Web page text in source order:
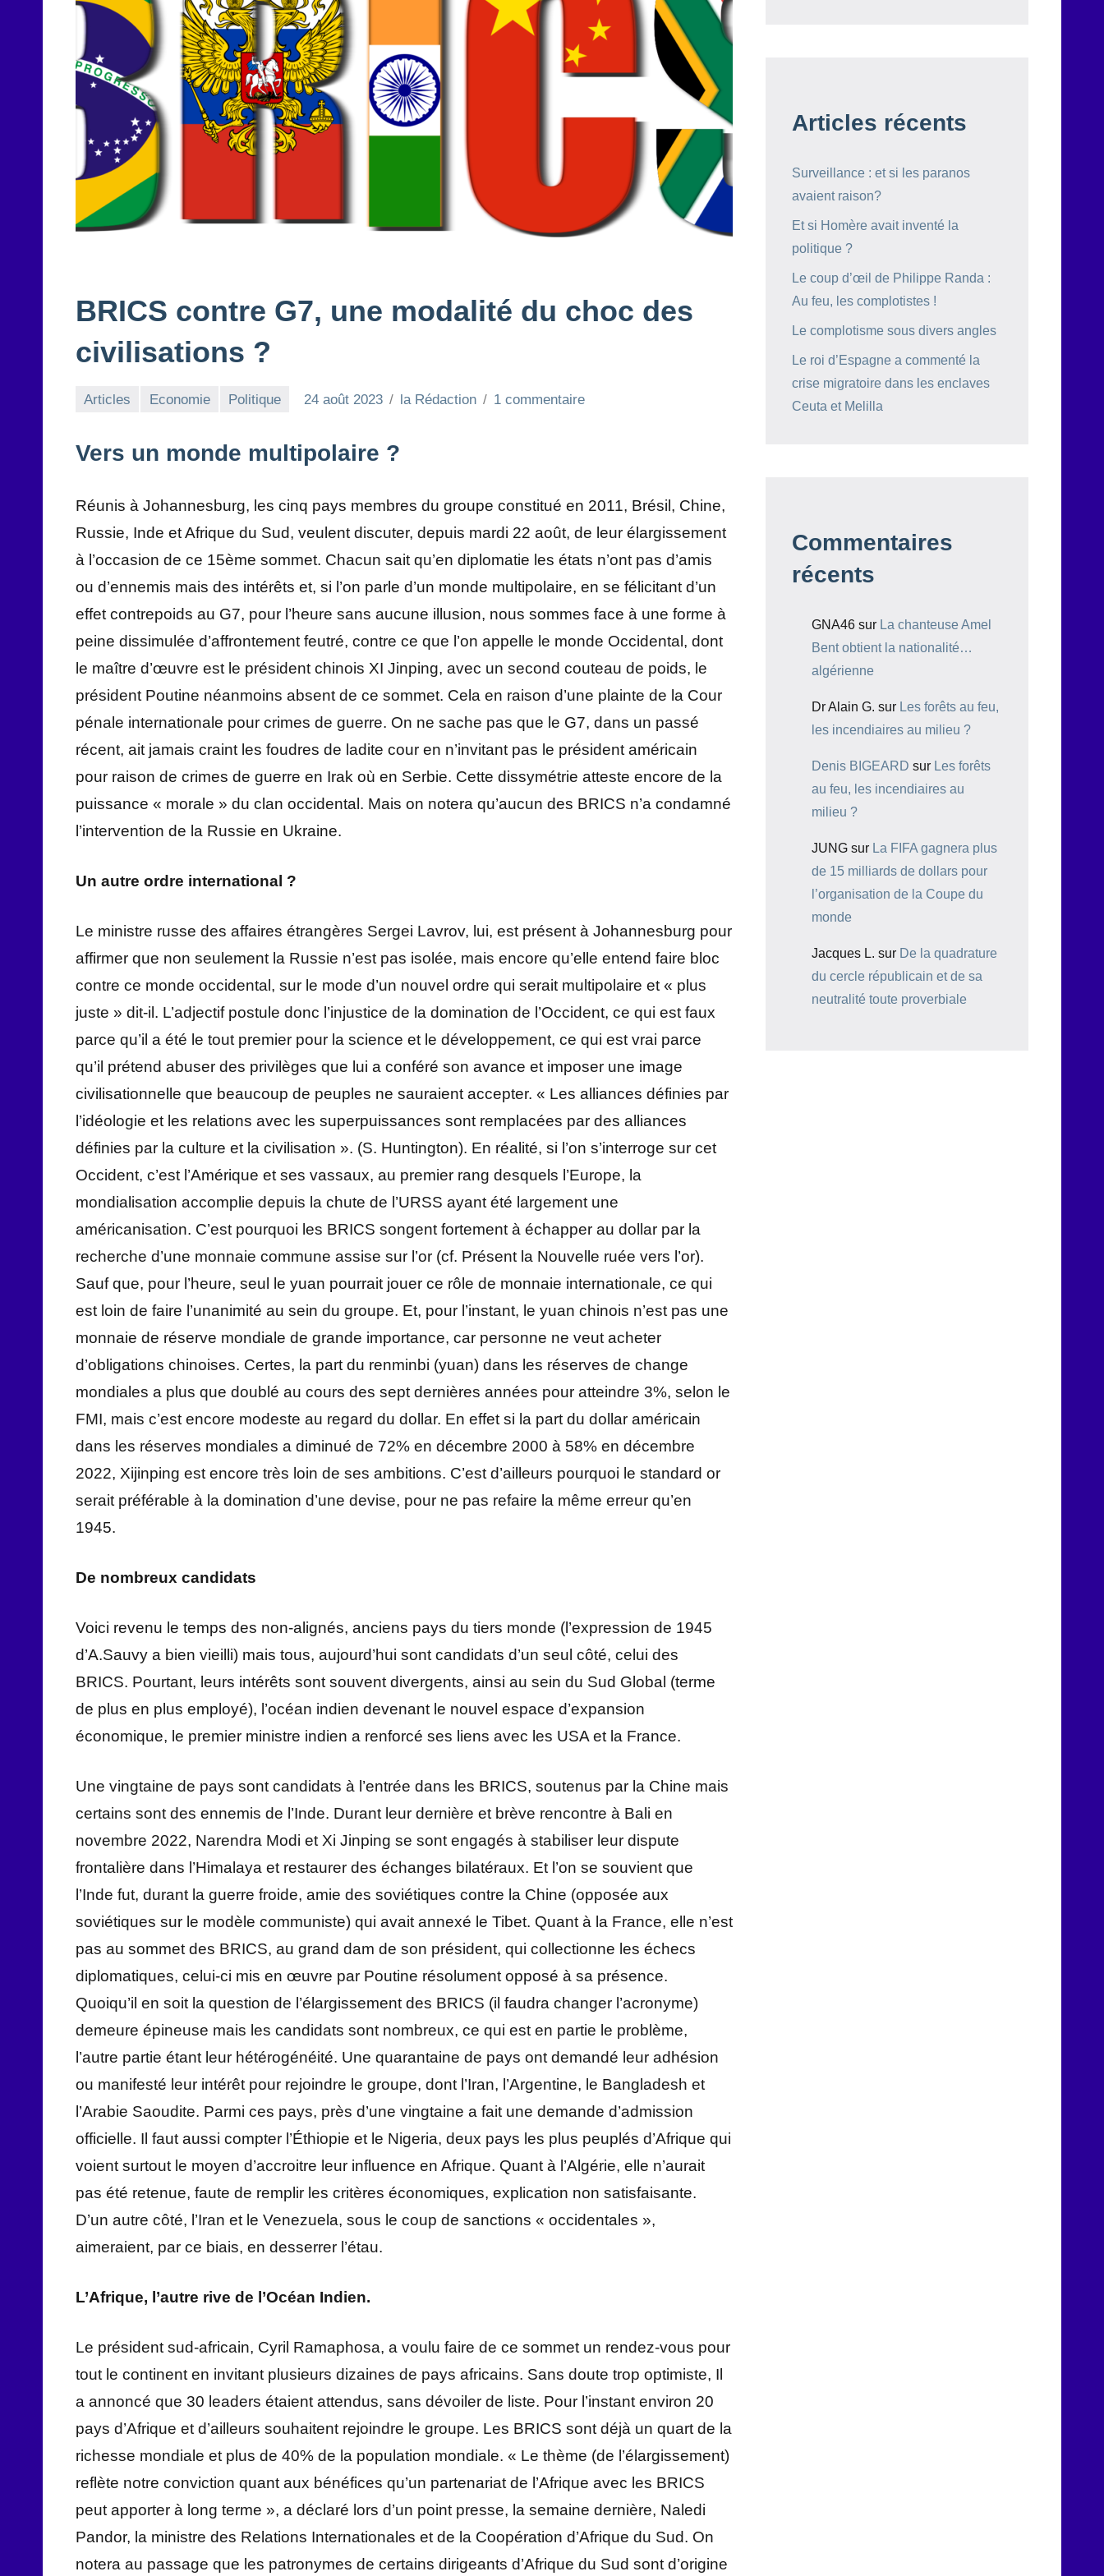
BRICS contre G7, une modalité du choc des
civilisations ?
Articles Economie Politique 24 août 2023 la Rédaction 1 commentaire
Vers un monde multipolaire ?
Réunis à Johannesburg, les cinq pays membres du groupe constitué en 2011, Brésil, Chine,
Russie, Inde et Afrique du Sud, veulent discuter, depuis mardi 22 août, de leur élargissement
à l’occasion de ce 15ème sommet. Chacun sait qu’en diplomatie les états n’ont pas d’amis
ou d’ennemis mais des intérêts et, si l’on parle d’un monde multipolaire, en se félicitant d’un
effet contrepoids au G7, pour l’heure sans aucune illusion, nous sommes face à une forme à
peine dissimulée d’affrontement feutré, contre ce que l’on appelle le monde Occidental, dont
le maître d’œuvre est le président chinois XI Jinping, avec un second couteau de poids, le
président Poutine néanmoins absent de ce sommet. Cela en raison d’une plainte de la Cour
pénale internationale pour crimes de guerre. On ne sache pas que le G7, dans un passé
récent, ait jamais craint les foudres de ladite cour en n’invitant pas le président américain
pour raison de crimes de guerre en Irak où en Serbie. Cette dissymétrie atteste encore de la
puissance « morale » du clan occidental. Mais on notera qu’aucun des BRICS n’a condamné
l’intervention de la Russie en Ukraine.
Un autre ordre international ?
Le ministre russe des affaires étrangères Sergei Lavrov, lui, est présent à Johannesburg pour
affirmer que non seulement la Russie n’est pas isolée, mais encore qu’elle entend faire bloc
contre ce monde occidental, sur le mode d’un nouvel ordre qui serait multipolaire et « plus
juste » dit-il. L’adjectif postule donc l’injustice de la domination de l’Occident, ce qui est faux
parce qu’il a été le tout premier pour la science et le développement, ce qui est vrai parce
qu’il prétend abuser des privilèges que lui a conféré son avance et imposer une image
civilisationnelle que beaucoup de peuples ne sauraient accepter. « Les alliances définies par
l’idéologie et les relations avec les superpuissances sont remplacées par des alliances
définies par la culture et la civilisation ». (S. Huntington). En réalité, si l’on s’interroge sur cet
Occident, c’est l’Amérique et ses vassaux, au premier rang desquels l’Europe, la
mondialisation accomplie depuis la chute de l’URSS ayant été largement une
américanisation. C’est pourquoi les BRICS songent fortement à échapper au dollar par la
recherche d’une monnaie commune assise sur l’or (cf. Présent la Nouvelle ruée vers l’or).
Sauf que, pour l’heure, seul le yuan pourrait jouer ce rôle de monnaie internationale, ce qui
est loin de faire l’unanimité au sein du groupe. Et, pour l’instant, le yuan chinois n’est pas une
monnaie de réserve mondiale de grande importance, car personne ne veut acheter
d’obligations chinoises. Certes, la part du renminbi (yuan) dans les réserves de change
mondiales a plus que doublé au cours des sept dernières années pour atteindre 3%, selon le
FMI, mais c’est encore modeste au regard du dollar. En effet si la part du dollar américain
dans les réserves mondiales a diminué de 72% en décembre 2000 à 58% en décembre
2022, Xijinping est encore très loin de ses ambitions. C’est d’ailleurs pourquoi le standard or
serait préférable à la domination d’une devise, pour ne pas refaire la même erreur qu’en
1945.
De nombreux candidats
Voici revenu le temps des non-alignés, anciens pays du tiers monde (l’expression de 1945
d’A.Sauvy a bien vieilli) mais tous, aujourd’hui sont candidats d’un seul côté, celui des
BRICS. Pourtant, leurs intérêts sont souvent divergents, ainsi au sein du Sud Global (terme
de plus en plus employé), l’océan indien devenant le nouvel espace d’expansion
économique, le premier ministre indien a renforcé ses liens avec les USA et la France.
Une vingtaine de pays sont candidats à l’entrée dans les BRICS, soutenus par la Chine mais
certains sont des ennemis de l’Inde. Durant leur dernière et brève rencontre à Bali en
novembre 2022, Narendra Modi et Xi Jinping se sont engagés à stabiliser leur dispute
frontalière dans l’Himalaya et restaurer des échanges bilatéraux. Et l’on se souvient que
l’Inde fut, durant la guerre froide, amie des soviétiques contre la Chine (opposée aux
soviétiques sur le modèle communiste) qui avait annexé le Tibet. Quant à la France, elle n’est
pas au sommet des BRICS, au grand dam de son président, qui collectionne les échecs
diplomatiques, celui-ci mis en œuvre par Poutine résolument opposé à sa présence.
Quoiqu’il en soit la question de l’élargissement des BRICS (il faudra changer l’acronyme)
demeure épineuse mais les candidats sont nombreux, ce qui est en partie le problème,
l’autre partie étant leur hétérogénéité. Une quarantaine de pays ont demandé leur adhésion
ou manifesté leur intérêt pour rejoindre le groupe, dont l’Iran, l’Argentine, le Bangladesh et
l’Arabie Saoudite. Parmi ces pays, près d’une vingtaine a fait une demande d’admission
officielle. Il faut aussi compter l’Éthiopie et le Nigeria, deux pays les plus peuplés d’Afrique qui
voient surtout le moyen d’accroitre leur influence en Afrique. Quant à l’Algérie, elle n’aurait
pas été retenue, faute de remplir les critères économiques, explication non satisfaisante.
D’un autre côté, l’Iran et le Venezuela, sous le coup de sanctions « occidentales »,
aimeraient, par ce biais, en desserrer l’étau.
L’Afrique, l’autre rive de l’Océan Indien.
Le président sud-africain, Cyril Ramaphosa, a voulu faire de ce sommet un rendez-vous pour
tout le continent en invitant plusieurs dizaines de pays africains. Sans doute trop optimiste, Il
a annoncé que 30 leaders étaient attendus, sans dévoiler de liste. Pour l’instant environ 20
pays d’Afrique et d’ailleurs souhaitent rejoindre le groupe. Les BRICS sont déjà un quart de la
richesse mondiale et plus de 40% de la population mondiale. « Le thème (de l’élargissement)
reflète notre conviction quant aux bénéfices qu’un partenariat de l’Afrique avec les BRICS
peut apporter à long terme », a déclaré lors d’un point presse, la semaine dernière, Naledi
Pandor, la ministre des Relations Internationales et de la Coopération d’Afrique du Sud. On
notera au passage que les patronymes de certains dirigeants d’Afrique du Sud sont d’origine
Articles récents
Surveillance : et si les paranos
avaient raison?
Et si Homère avait inventé la
politique ?
Le coup d’œil de Philippe Randa :
Au feu, les complotistes !
Le complotisme sous divers angles
Le roi d’Espagne a commenté la
crise migratoire dans les enclaves
Ceuta et Melilla
Commentaires
récents
GNA46 sur La chanteuse Amel
Bent obtient la nationalité…
algérienne
Dr Alain G. sur Les forêts au feu,
les incendiaires au milieu ?
Denis BIGEARD sur Les forêts
au feu, les incendiaires au
milieu ?
JUNG sur La FIFA gagnera plus
de 15 milliards de dollars pour
l’organisation de la Coupe du
monde
Jacques L. sur De la quadrature
du cercle républicain et de sa
neutralité toute proverbiale